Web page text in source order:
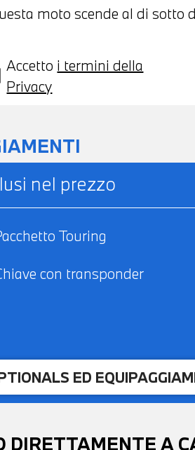
moto scende al di sotto
Accetto i termini della
Privacy
nel prezzo
Touring
con transponder
ED
DIRETTAMENTE A